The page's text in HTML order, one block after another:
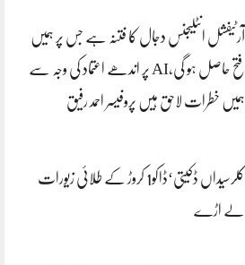
آرٹیفشل انٹلیجنس دجال کا فتنہ ہے جس پر ہمیں
فتح حاصل ہو گی،AI پر اندھے اعتماد کی وجہ سے
ہمیں خطرات لاحق ہیں پروفیسر احمد رفیق
کلرسیداں ڈکیتی‘ڈاکو1 کروڑ کے طلائی زیورات
لے اڑے